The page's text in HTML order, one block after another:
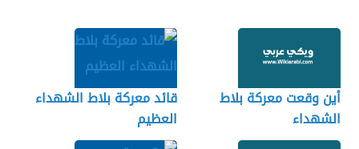
أين وقعت معركة بلاط
الشهداء
قائد معركة بلاط الشهداء
العظيم